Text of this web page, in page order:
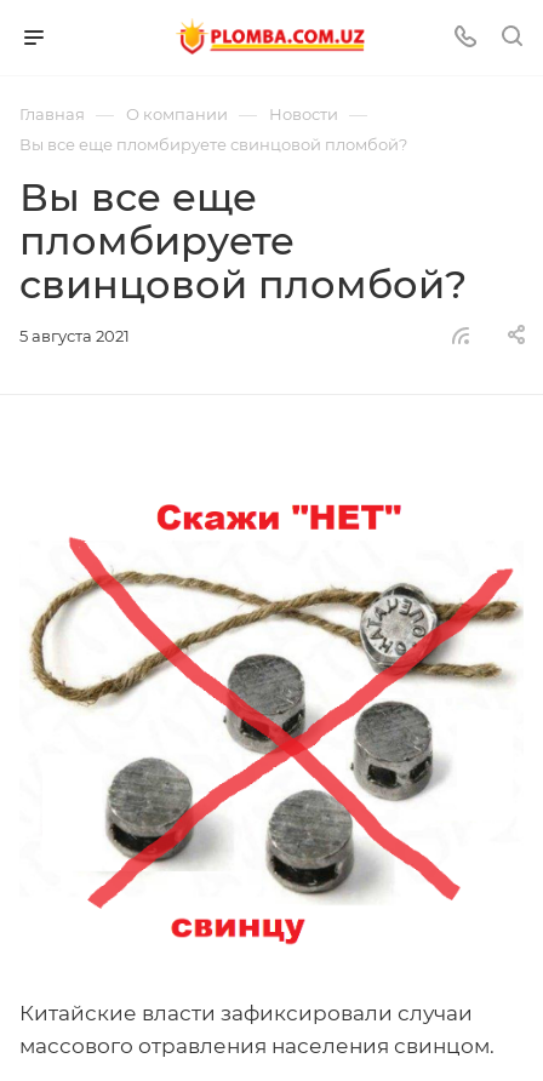
Главная — О компании — Новости —
Вы все еще пломбируете свинцовой пломбой?
Вы все еще
пломбируете
свинцовой пломбой?
5 августа 2021
Китайские власти зафиксировали случаи
массового отравления населения свинцом.